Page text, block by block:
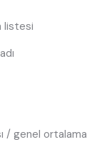
listesi
/ genel ortalama